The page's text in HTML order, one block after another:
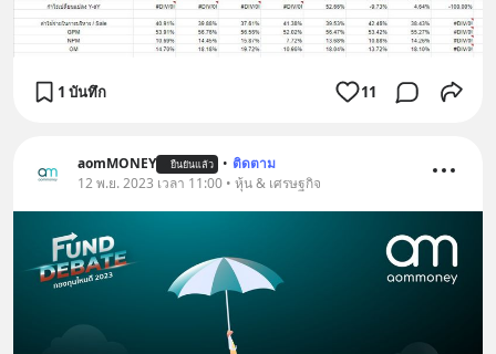
1 บันทึก 11
aomMONEY ยืนยันแล้ว • ติดตาม
12 พ.ย. 2023 เวลา 11:00 • หุ้น & เศรษฐกิจ